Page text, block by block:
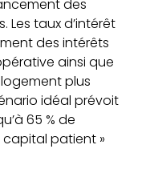
des
taux d’intérêt
des intérêts
ainsi que
plus
idéal prévoit
65 % de
capital patient »